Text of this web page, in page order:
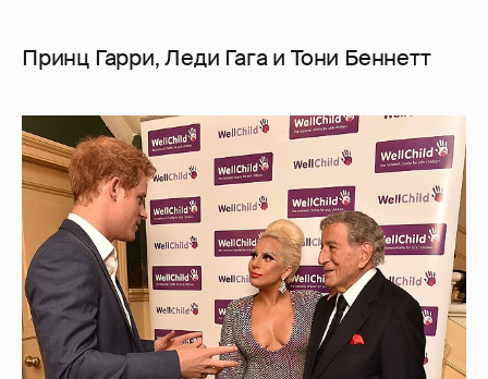
Принц Гарри, Леди Гага и Тони Беннетт